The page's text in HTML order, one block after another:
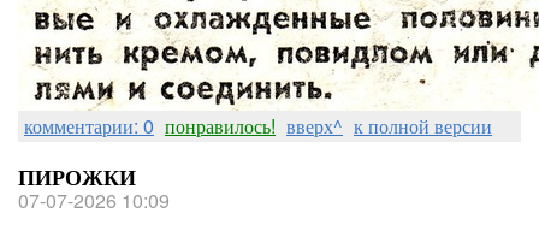
комментарии: 0 понравилось! вверх^ к полной версии
ПИРОЖКИ
07-07-2026 10:09